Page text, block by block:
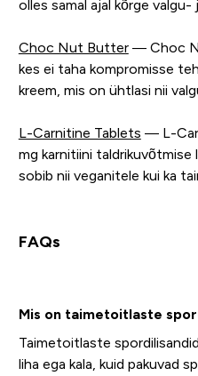
olles samal ajal kõrge valgu-
Choc Nut Butter— Choc
kes ei taha kompromisse
kreem, mis on ühtlasi nii
L-Carnitine Tablets — L-
mg karnitiini
sobib nii veganitele kui ka
FAQs
Mis on taimetoitlaste
Taimetoitlaste
liha ega kala, kuid pakuvad